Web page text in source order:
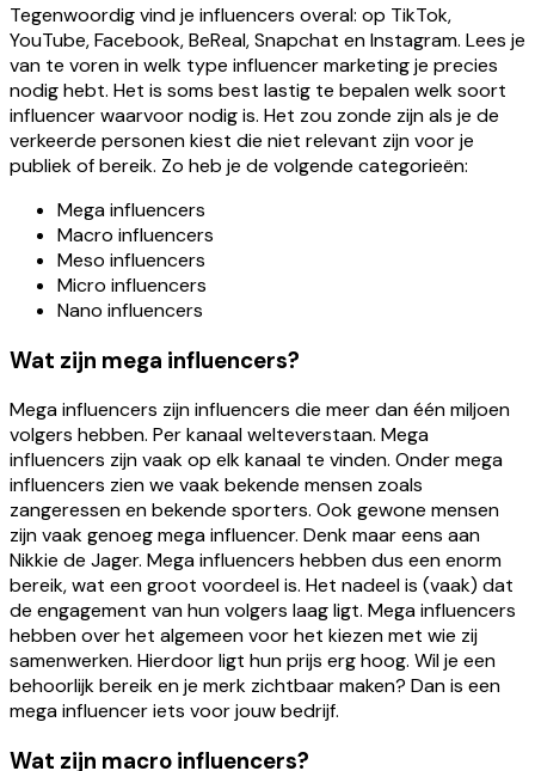
Tegenwoordig vind je influencers overal: op TikTok,
YouTube, Facebook, BeReal, Snapchat en Instagram. Lees je
van te voren in welk type influencer marketing je precies
nodig hebt. Het is soms best lastig te bepalen welk soort
influencer waarvoor nodig is. Het zou zonde zijn als je de
verkeerde personen kiest die niet relevant zijn voor je
publiek of bereik. Zo heb je de volgende categorieën:
Mega influencers
Macro influencers
Meso influencers
Micro influencers
Nano influencers
Wat zijn mega influencers?
Mega influencers zijn influencers die meer dan één miljoen
volgers hebben. Per kanaal welteverstaan. Mega
influencers zijn vaak op elk kanaal te vinden. Onder mega
influencers zien we vaak bekende mensen zoals
zangeressen en bekende sporters. Ook gewone mensen
zijn vaak genoeg mega influencer. Denk maar eens aan
Nikkie de Jager. Mega influencers hebben dus een enorm
bereik, wat een groot voordeel is. Het nadeel is (vaak) dat
de engagement van hun volgers laag ligt. Mega influencers
hebben over het algemeen voor het kiezen met wie zij
samenwerken. Hierdoor ligt hun prijs erg hoog. Wil je een
behoorlijk bereik en je merk zichtbaar maken? Dan is een
mega influencer iets voor jouw bedrijf.
Wat zijn macro influencers?